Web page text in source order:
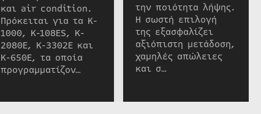
και air condition.
Πρόκειται για τα K-
1000, K-108ES, K-
2080E, K-3302E και
K-650E, τα οποία
προγραμματίζον…
την ποιότητα λήψης.
Η σωστή επιλογή
της εξασφαλίζει
αξιόπιστη μετάδοση,
χαμηλές απώλειες
και σ…